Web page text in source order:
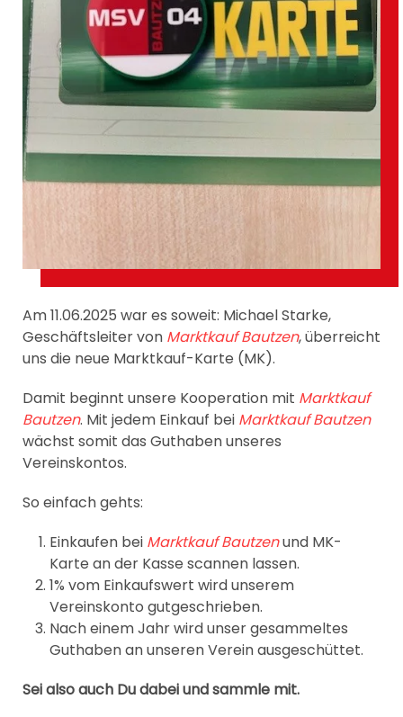
Am 11.06.2025 war es soweit: Michael Starke,
Geschäftsleiter von Marktkauf Bautzen, überreicht
uns die neue Marktkauf-Karte (MK).
Damit beginnt unsere Kooperation mit Marktkauf
Bautzen. Mit jedem Einkauf bei Marktkauf Bautzen
wächst somit das Guthaben unseres
Vereinskontos.
So einfach gehts:
Einkaufen bei Marktkauf Bautzenund MK-
Karte an der Kasse scannen lassen.
1% vom Einkaufswert wird unserem
Vereinskonto gutgeschrieben.
Nach einem Jahr wird unser gesammeltes
Guthaben an unseren Verein ausgeschüttet.
Sei also auch Du dabei und sammle mit.